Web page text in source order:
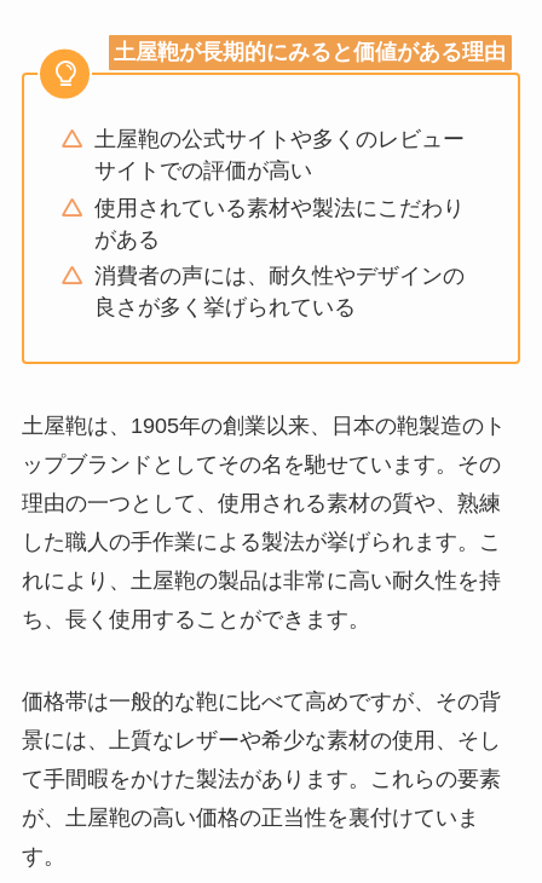
土屋鞄が長期的にみると価値がある理由
土屋鞄の公式サイトや多くのレビュー
サイトでの評価が高い
使用されている素材や製法にこだわり
がある
消費者の声には、耐久性やデザインの
良さが多く挙げられている
土屋鞄は、1905年の創業以来、日本の鞄製造のト
ップブランドとしてその名を馳せています。その
理由の一つとして、使用される素材の質や、熟練
した職人の手作業による製法が挙げられます。こ
れにより、土屋鞄の製品は非常に高い耐久性を持
ち、長く使用することができます。
価格帯は一般的な鞄に比べて高めですが、その背
景には、上質なレザーや希少な素材の使用、そし
て手間暇をかけた製法があります。これらの要素
が、土屋鞄の高い価格の正当性を裏付けていま
す。